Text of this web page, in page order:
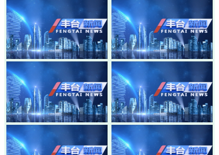
20260805-丰台新闻
20260803-丰台新闻